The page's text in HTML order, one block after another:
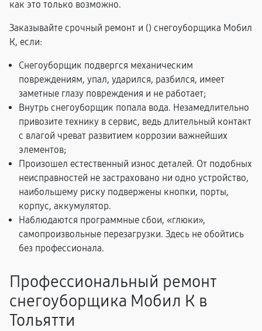
как это только возможно.
Заказывайте срочный ремонт и () снегоуборщика Мобил
К, если:
Снегоуборщик подвергся механическим
повреждениям, упал, ударился, разбился, имеет
заметные глазу повреждения и не работает;
Внутрь снегоуборщик попала вода. Незамедлительно
привозите технику в сервис, ведь длительный контакт
с влагой чреват развитием коррозии важнейших
элементов;
Произошел естественный износ деталей. От подобных
неисправностей не застраховано ни одно устройство,
наибольшему риску подвержены кнопки, порты,
корпус, аккумулятор.
Наблюдаются программные сбои, «глюки»,
самопроизвольные перезагрузки. Здесь не обойтись
без профессионала.
Профессиональный ремонт
снегоуборщика Мобил К в
Тольятти